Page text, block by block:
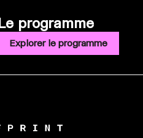
Le programme
Explorer le programme